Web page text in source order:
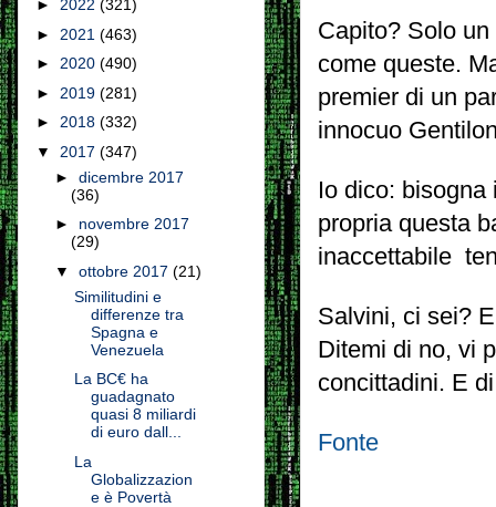
Capito? Solo
come queste.
premier di un
innocuo
Io dico: bisogna
propria questa
inaccettabile
Salvini, ci sei?
Ditemi di no, vi
concittadini. E
Fonte
► 2022 (321)
► 2021 (463)
► 2020 (490)
► 2019 (281)
► 2018 (332)
▼ 2017 (347)
► dicembre 2017
(36)
► novembre 2017
(29)
▼ ottobre 2017 (21)
Similitudini e
differenze tra
Spagna e
Venezuela
La BC€ ha
guadagnato
quasi 8 miliardi
di euro dall...
La
Globalizzazion
e è Povertà